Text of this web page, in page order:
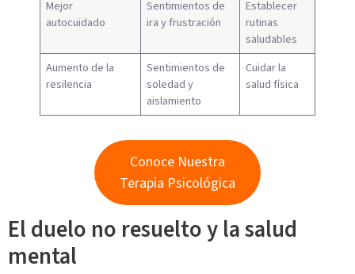
Mejor
autocuidado
Sentimientos de
ira y frustración
Establecer
rutinas
saludables
Aumento de la
resilencia
Sentimientos de
soledad y
aislamiento
Cuidar la
salud física
Conoce Nuestra
Terapia Psicológica
El duelo no resuelto y la salud
mental